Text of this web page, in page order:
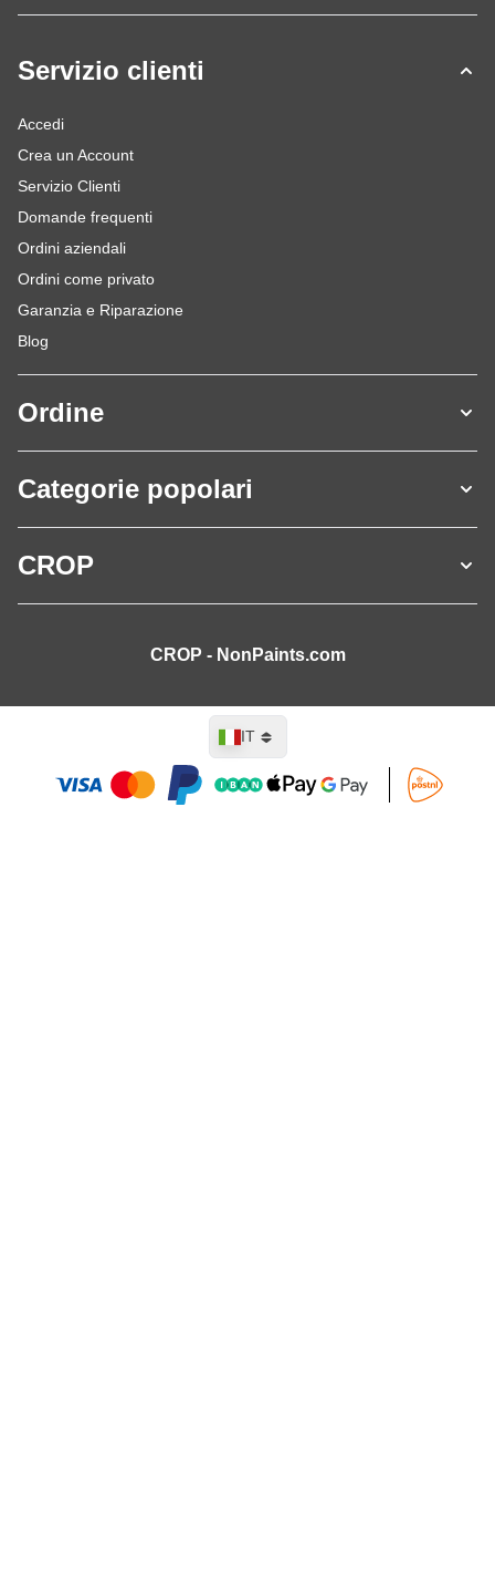
Servizio clienti
Accedi
Crea un Account
Servizio Clienti
Domande frequenti
Ordini aziendali
Ordini come privato
Garanzia e Riparazione
Blog
Ordine
Categorie popolari
CROP
CROP - NonPaints.com
Lingua
IT